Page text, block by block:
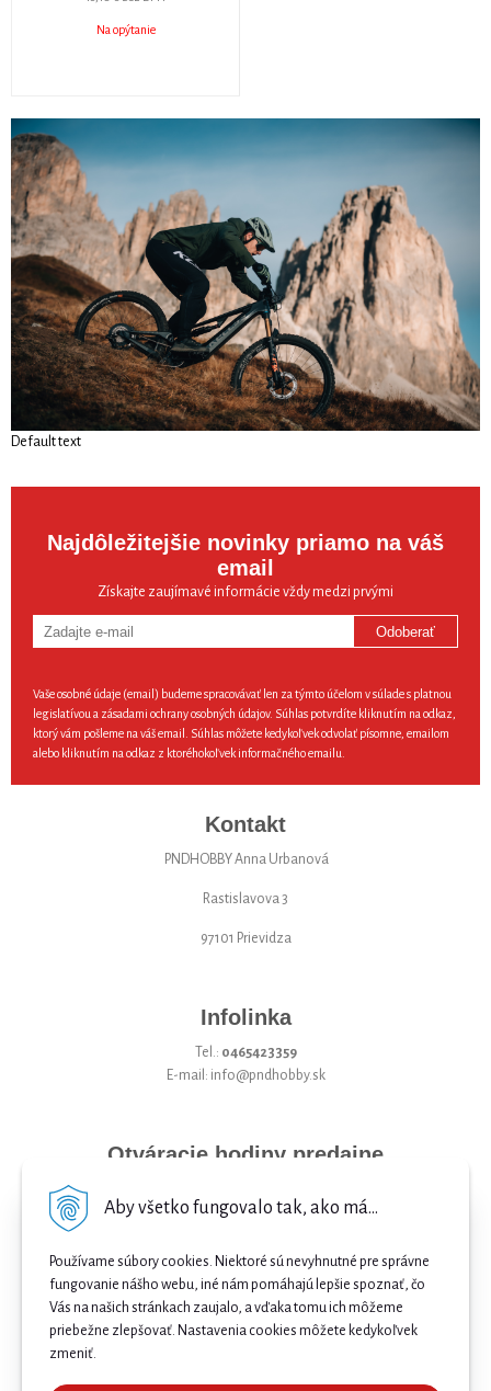
Aby všetko fungovalo tak, ako má...
Používame súbory cookies. Niektoré sú nevyhnutné pre správne
fungovanie nášho webu, iné nám pomáhajú lepšie spoznať, čo
Vás na našich stránkach zaujalo, a vďaka tomu ich môžeme
priebežne zlepšovať. Nastavenia cookies môžete kedykoľvek
zmeniť.
Na opýtanie
Default text
Najdôležitejšie novinky priamo na váš
email
Získajte zaujímavé informácie vždy medzi prvými
Odoberať
Vaše osobné údaje (email) budeme spracovávať len za týmto účelom v súlade s platnou
legislatívou a zásadami ochrany osobných údajov. Súhlas potvrdíte kliknutím na odkaz,
ktorý vám pošleme na váš email. Súhlas môžete kedykoľvek odvolať písomne, emailom
alebo kliknutím na odkaz z ktoréhokoľvek informačného emailu.
Kontakt
PNDHOBBY Anna Urbanová
Rastislavova 3
97101 Prievidza
Infolinka
Tel.: 0465423359
E-mail: info@pndhobby.sk
Otváracie hodiny predajne
Streda 09-17
Štvrtok 09-17
Sobota 09-12